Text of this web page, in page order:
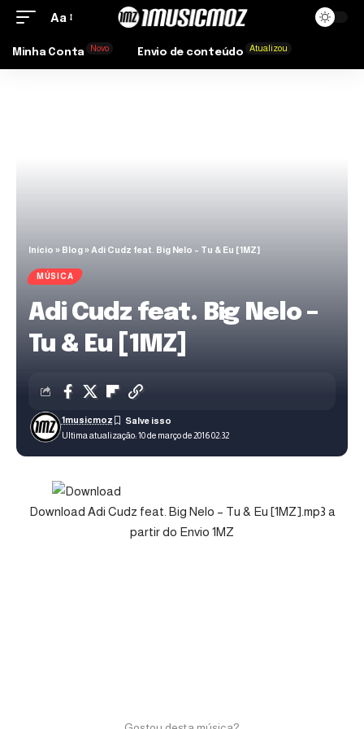
Aa
Minha Conta Novo Envio de conteúdo Atualizou
Início » Blog» Adi Cudz feat. Big Nelo – Tu & Eu [1MZ]
MÚSICA
Adi Cudz feat. Big Nelo –
Tu & Eu [1MZ]
Ultima atualização: 10 de março de 2016 02:32
1musicmoz
Download Adi Cudz feat. Big Nelo – Tu & Eu [1MZ].mp3 a
partir do Envio 1MZ